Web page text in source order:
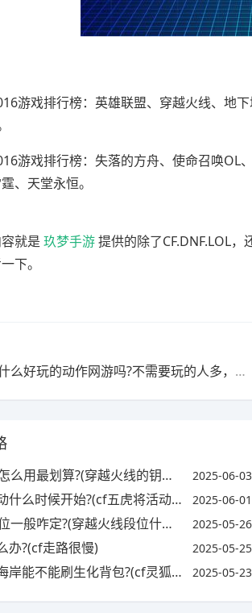
游戏排行榜：英雄联盟、穿越火线、地
游戏排行榜：失落的方舟、使命召唤OL
、天堂永恒。
就是 玖梦手游提供的除了CF.DNF.LOL
下。
上一篇：现在有什么好玩的动作网游吗?不需要玩的人多，也不需要金价很高，只要有乐趣，刷本爆装备一类的，有吗?
最划算?(穿越火线的钥匙怎么用) 2025-06-03
时候开始?(cf五虎将活动什么时候出) 2025-06-01
咋定?(穿越火线段位什么时候重置) 2025-05-26
办?(cf走路很慢) 2025-05-25
刷生化背包?(cf灵狐者黄金海岸是皮肤还是角色) 2025-05-23